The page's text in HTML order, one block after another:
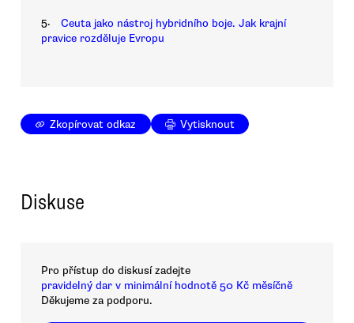
5.
Ceuta jako nástroj hybridního boje. Jak krajní
pravice rozděluje Evropu
Zkopírovat odkaz Vytisknout
Diskuse
Pro přístup do diskusí zadejte
pravidelný dar v minimální hodnotě 50 Kč měsíčně
Děkujeme za podporu.